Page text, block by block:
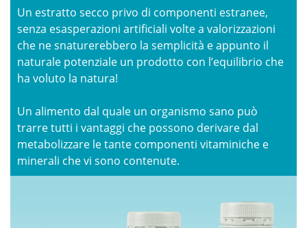
Un estratto secco privo di componenti estranee,
senza esasperazioni artificiali volte a valorizzazioni
che ne snaturerebbero la semplicità e appunto il
naturale potenziale un prodotto con l’equilibrio che
ha voluto la natura!
Un alimento dal quale un organismo sano può
trarre tutti i vantaggi che possono derivare dal
metabolizzare le tante componenti vitaminiche e
minerali che vi sono contenute.